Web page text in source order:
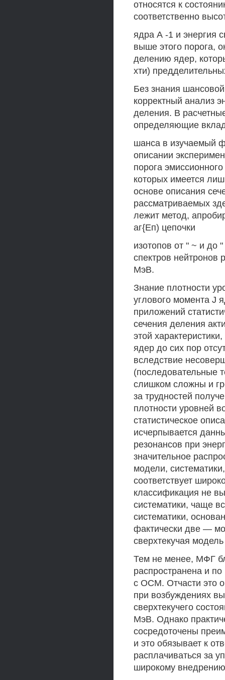
относятся к
соответственно
ядра А -1 и энергия
выше этого порога,
делению ядер,
хти)
Без знания
корректный анализ
деления. В
определяющие
шанса в изучаемый
описании
порога
которых имеется
основе описания
рассматриваемых
лежит метод,
аг{Еп) цепочки
изотопов от " ~ и до
спектров нейтронов
МэВ.
Знание плотности
углового момента J
приложений
сечения деления
этой
ядер до сих пор
вследствие
(последовательные
слишком сложны и
за трудностей
плотности уровней
статистическое
исчерпывается
резонансов при
значительное
модели,
соответствует
классификация не
систематики, чаще
систематики,
фактически две —
сверхтекучая
Тем не менее, МФГ
распространена и
с ОСМ. Отчасти это
при возбуждениях
сверхтекучего
МэВ. Однако
сосредоточены
и это обязывает к
расплачиваться за
широкому